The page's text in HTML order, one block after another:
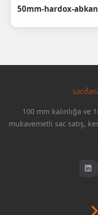
50mm-hardox-
100 mm kalınlığa ve
mukavemetli sac satış,